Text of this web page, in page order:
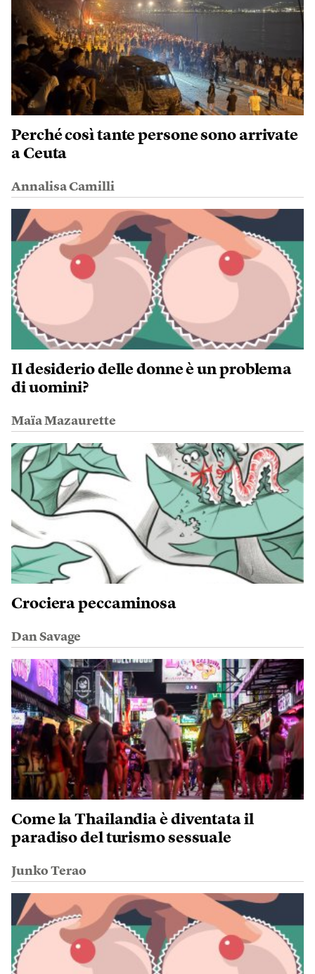
Perché così tante persone sono arrivate
a Ceuta
Annalisa Camilli
Il desiderio delle donne è un problema
di uomini?
Maïa Mazaurette
Crociera peccaminosa
Dan Savage
Come la Thailandia è diventata il
paradiso del turismo sessuale
Junko Terao